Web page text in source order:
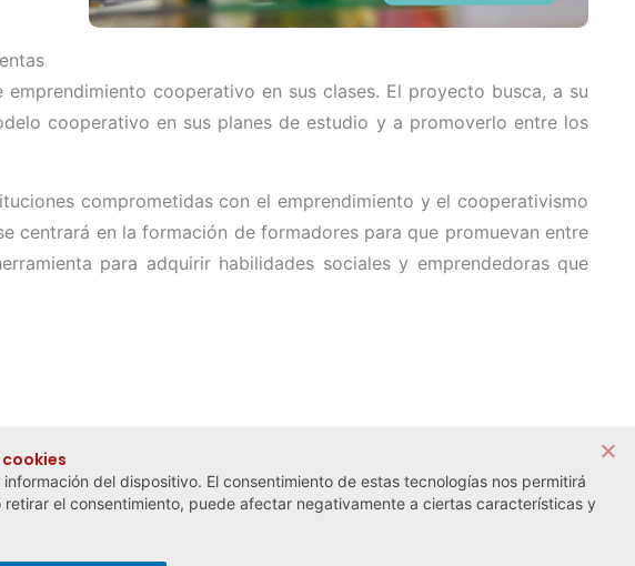
cooperativo en sus clases. El proyecto busca, a su
cooperativo en sus planes de estudio y a promoverlo entre los
comprometidas con el emprendimiento y el cooperativismo
centrará en la formación de formadores para que promuevan entre
para adquirir habilidades sociales y emprendedoras que
Noticia siguiente →
del dispositivo. El consentimiento de estas tecnologías nos permitirá
el consentimiento, puede afectar negativamente a ciertas características y